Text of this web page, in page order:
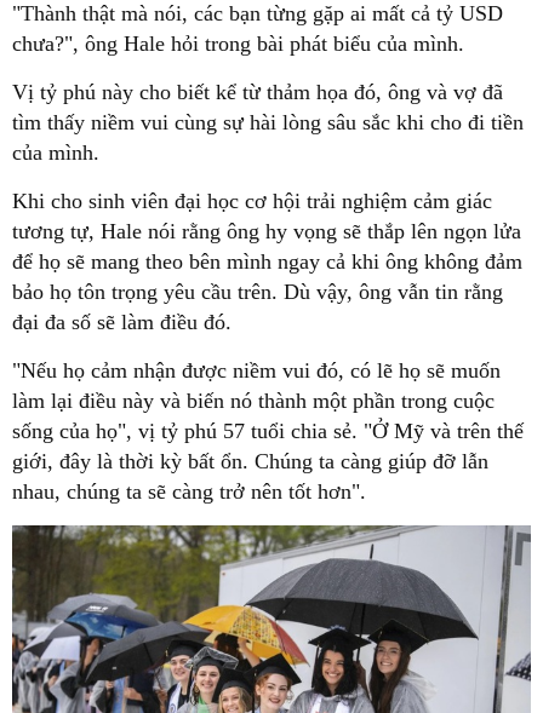
"Thành thật mà nói, các bạn từng gặp ai mất cả tỷ USD
chưa?", ông Hale hỏi trong bài phát biểu của mình.
Vị tỷ phú này cho biết kể từ thảm họa đó, ông và vợ đã
tìm thấy niềm vui cùng sự hài lòng sâu sắc khi cho đi tiền
của mình.
Khi cho sinh viên đại học cơ hội trải nghiệm cảm giác
tương tự, Hale nói rằng ông hy vọng sẽ thắp lên ngọn lửa
để họ sẽ mang theo bên mình ngay cả khi ông không đảm
bảo họ tôn trọng yêu cầu trên. Dù vậy, ông vẫn tin rằng
đại đa số sẽ làm điều đó.
"Nếu họ cảm nhận được niềm vui đó, có lẽ họ sẽ muốn
làm lại điều này và biến nó thành một phần trong cuộc
sống của họ", vị tỷ phú 57 tuổi chia sẻ. "Ở Mỹ và trên thế
giới, đây là thời kỳ bất ổn. Chúng ta càng giúp đỡ lẫn
nhau, chúng ta sẽ càng trở nên tốt hơn".